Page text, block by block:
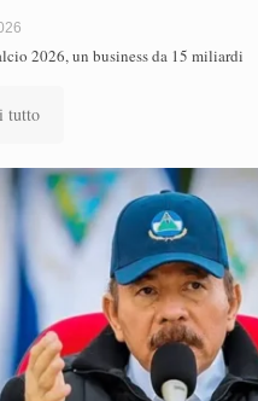
2026, un business da 15 miliardi
tutto